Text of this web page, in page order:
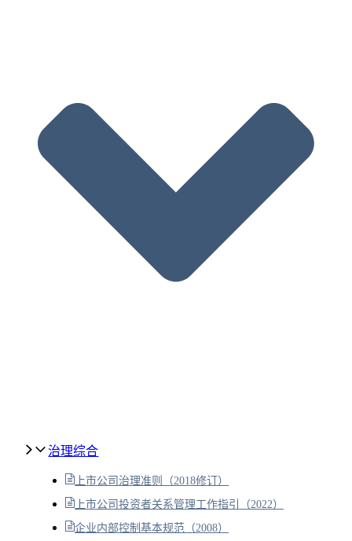
治理综合
上市公司治理准则（2018修订）
上市公司投资者关系管理工作指引（2022）
企业内部控制基本规范（2008）